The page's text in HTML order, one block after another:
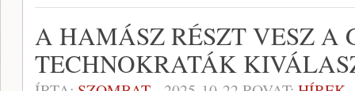
A HAMÁSZ RÉSZT VESZ A
TECHNOKRATÁK